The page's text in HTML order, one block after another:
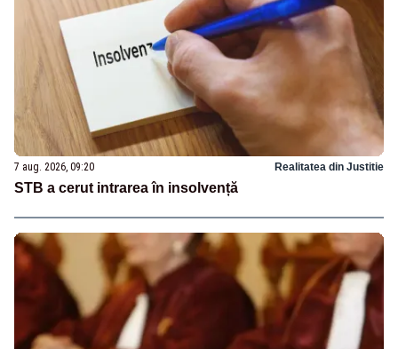
7 aug. 2026, 09:20 Realitatea din Justitie
STB a cerut intrarea în insolvență